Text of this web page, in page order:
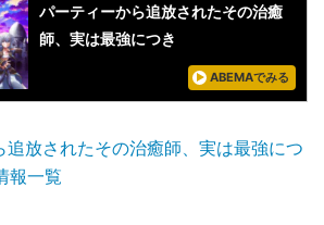
パーティーから追放されたその治癒
師、実は最強につき
ABEMAでみる
追放されたその治癒師、実は最強につ
報一覧